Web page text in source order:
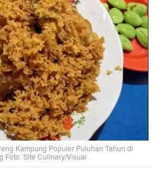
Kampung Populer Puluhan Tahun di
Foto: Site Culinary/Visual